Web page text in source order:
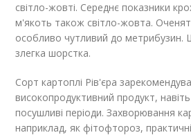
світло-жовті. Середнє показники
м'якоть також світло-жовта.
особливо чутливий до метрибузин.
злегка шорстка.
Сорт картоплі Рів'єра
високопродуктивний продукт, навіть
посушливі періоди. Захворювання
наприклад, як фітофтороз,